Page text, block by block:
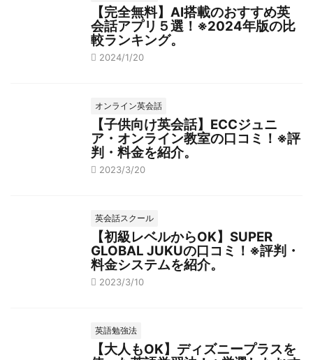
【完全無料】AI搭載のおすすめ英
会話アプリ５選！※2024年版の比
較ランキング。
2024/1/20
オンライン英会話
【子供向け英会話】ECCジュニ
ア・オンライン教室の口コミ！※評
判・料金を紹介。
2023/3/20
英会話スクール
【初級レベルからOK】SUPER
GLOBAL JUKUの口コミ！※評判・
料金システムを紹介。
2023/3/10
英語勉強法
【大人もOK】ディズニープラスを